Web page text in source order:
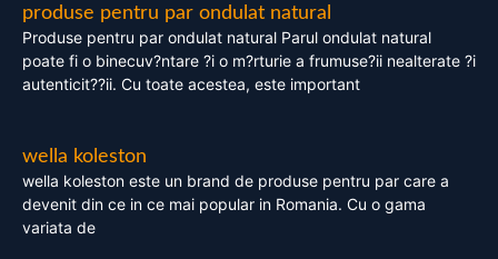
produse pentru par ondulat natural
Produse pentru par ondulat natural Parul ondulat natural
poate fi o binecuv?ntare ?i o m?rturie a frumuse?ii nealterate ?i
autenticit??ii. Cu toate acestea, este important
wella koleston
wella koleston este un brand de produse pentru par care a
devenit din ce in ce mai popular in Romania. Cu o gama
variata de